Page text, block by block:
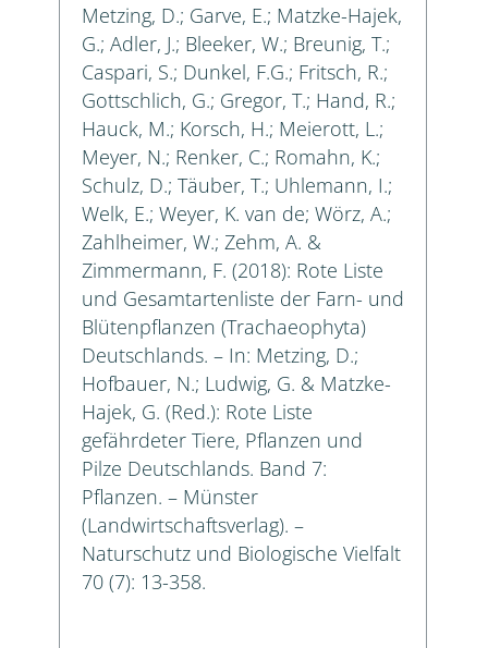
Metzing, D.; Garve, E.; Matzke-Hajek,
G.; Adler, J.; Bleeker, W.; Breunig, T.;
Caspari, S.; Dunkel, F.G.; Fritsch, R.;
Gottschlich, G.; Gregor, T.; Hand, R.;
Hauck, M.; Korsch, H.; Meierott, L.;
Meyer, N.; Renker, C.; Romahn, K.;
Schulz, D.; Täuber, T.; Uhlemann, I.;
Welk, E.; Weyer, K. van de; Wörz, A.;
Zahlheimer, W.; Zehm, A. &
Zimmermann, F. (2018): Rote Liste
und Gesamtartenliste der Farn- und
Blütenpflanzen (Trachaeophyta)
Deutschlands. – In: Metzing, D.;
Hofbauer, N.; Ludwig, G. & Matzke-
Hajek, G. (Red.): Rote Liste
gefährdeter Tiere, Pflanzen und
Pilze Deutschlands. Band 7:
Pflanzen. – Münster
(Landwirtschaftsverlag). –
Naturschutz und Biologische Vielfalt
70 (7): 13-358.